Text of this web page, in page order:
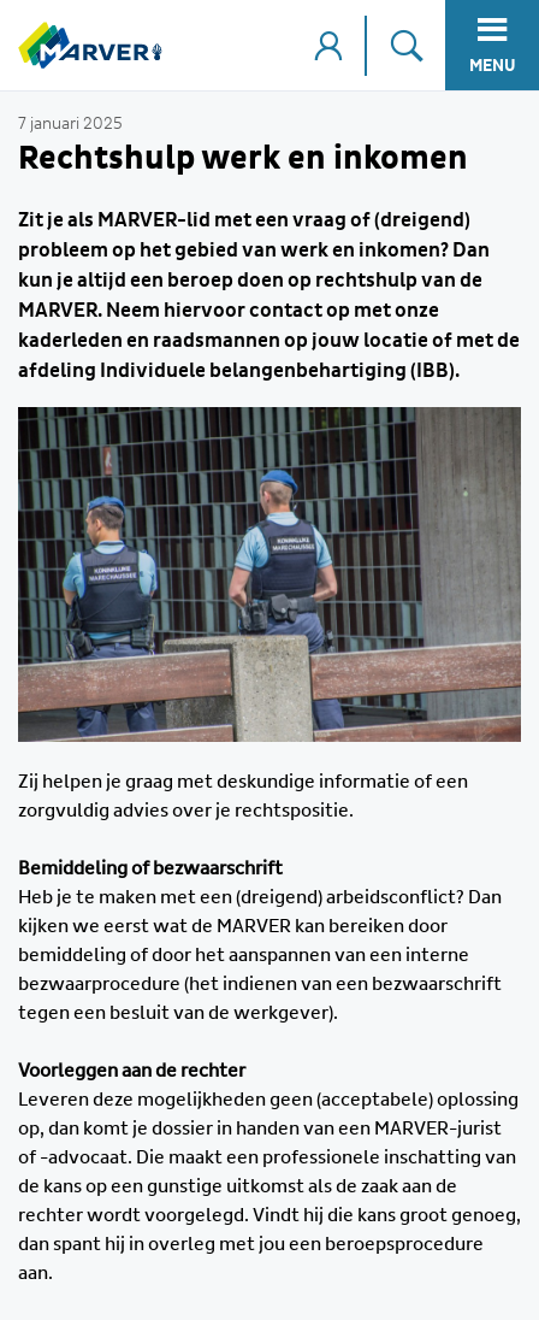
MENU
7 januari 2025
Rechtshulp werk en inkomen
Zit je als MARVER-lid met een vraag of (dreigend)
probleem op het gebied van werk en inkomen? Dan
kun je altijd een beroep doen op rechtshulp van de
MARVER. Neem hiervoor contact op met onze
kaderleden en raadsmannen op jouw locatie of met de
afdeling Individuele belangenbehartiging (IBB).
Zij helpen je graag met deskundige informatie of een
zorgvuldig advies over je rechtspositie.
Bemiddeling of bezwaarschrift
Heb je te maken met een (dreigend) arbeidsconflict? Dan
kijken we eerst wat de MARVER kan bereiken door
bemiddeling of door het aanspannen van een interne
bezwaarprocedure (het indienen van een bezwaarschrift
tegen een besluit van de werkgever).
Voorleggen aan de rechter
Leveren deze mogelijkheden geen (acceptabele) oplossing
op, dan komt je dossier in handen van een MARVER-jurist
of -advocaat. Die maakt een professionele inschatting van
de kans op een gunstige uitkomst als de zaak aan de
rechter wordt voorgelegd. Vindt hij die kans groot genoeg,
dan spant hij in overleg met jou een beroepsprocedure
aan.